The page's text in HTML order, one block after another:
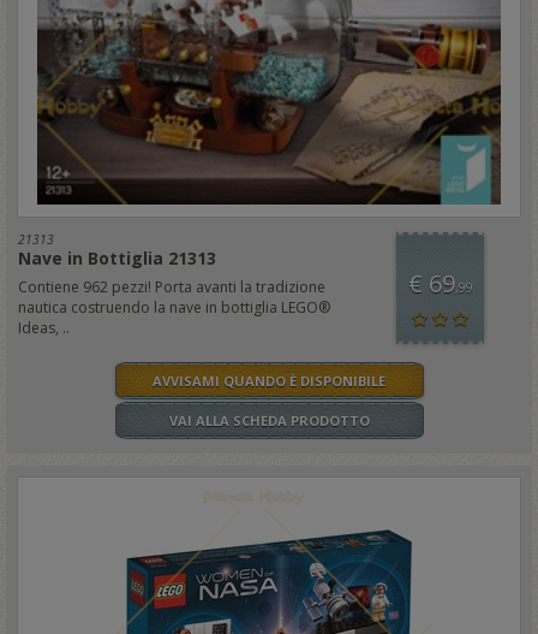
21313
Nave in Bottiglia 21313
Contiene 962 pezzi! Porta avanti la tradizione
nautica costruendo la nave in bottiglia LEGO®
Ideas, ..
€ 69,99
AVVISAMI QUANDO È DISPONIBILE
VAI ALLA SCHEDA PRODOTTO